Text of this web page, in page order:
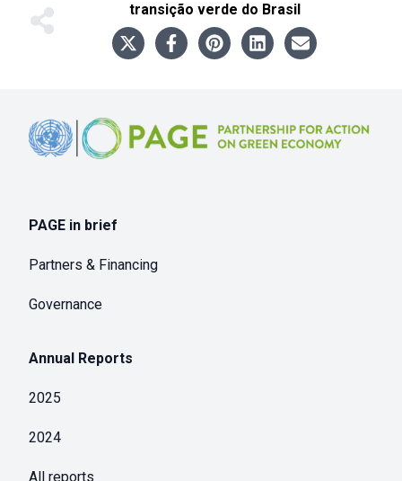
transição verde do Brasil
Footer
PAGE in brief
Partners & Financing
Governance
Annual Reports
2025
2024
All reports